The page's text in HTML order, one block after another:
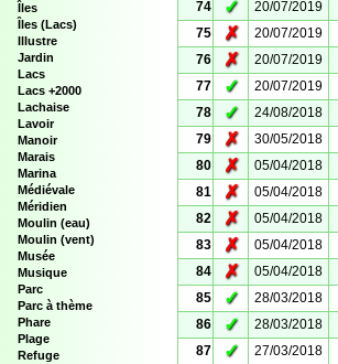
Îles
Îles (Lacs)
Illustre
Jardin
Lacs
Lacs +2000
Lachaise
Lavoir
Manoir
Marais
Marina
Médiévale
Méridien
Moulin (eau)
Moulin (vent)
Musée
Musique
Parc
Parc à thème
Phare
Plage
Refuge
74 ✓ 20/07/2019
75
✗ 20/07/2019
76
✗ 20/07/2019
77
✓ 20/07/2019
78
✓ 24/08/2018
79
✗ 30/05/2018
80
✗ 05/04/2018
81
✗ 05/04/2018
82
✗ 05/04/2018
83
✗ 05/04/2018
84
✗ 05/04/2018
85
✓ 28/03/2018
86
✓ 28/03/2018
87
✓ 27/03/2018